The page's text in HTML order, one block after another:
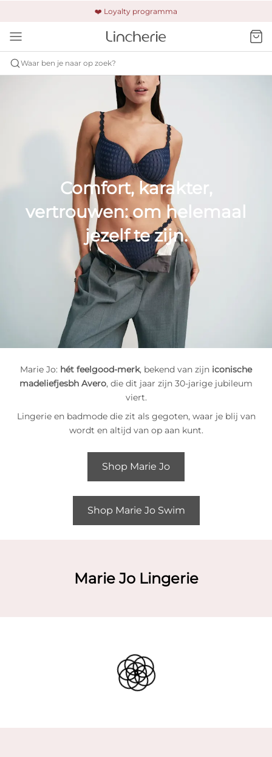
❤️ Loyalty programma
🚚 Gratis verzending & retour
🔒 Altijd veilig betalen
Waar ben je naar op zoek?
Comfort, karakter,
vertrouwen: om helemaal
jezelf te zijn.
Marie Jo: hét feelgood-merk, bekend van zijn iconische
madeliefjesbh Avero, die dit jaar zijn 30-jarige jubileum
viert.
Lingerie en badmode die zit als gegoten, waar je blij van
wordt en altijd van op aan kunt.
Shop Marie Jo
Shop Marie Jo Swim
Marie Jo Lingerie